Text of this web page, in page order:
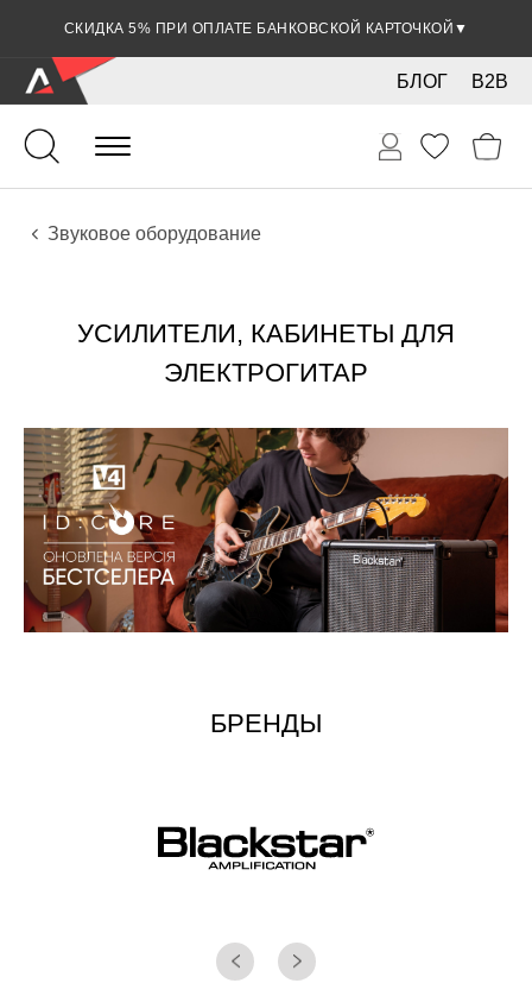
СКИДКА 5% ПРИ ОПЛАТЕ БАНКОВСКОЙ КАРТОЧКОЙ ▼
B2B
БЛОГ
Гитары
Электро инструменты
Звуковое оборудование
УСИЛИТЕЛИ, КАБИНЕТЫ ДЛЯ
ЭЛЕКТРОГИТАР
БРЕНДЫ